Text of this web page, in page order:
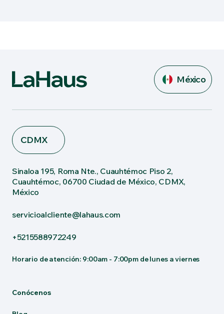
México
CDMX
Sinaloa 195, Roma Nte., Cuauhtémoc Piso 2,
Cuauhtémoc, 06700 Ciudad de México, CDMX,
México
servicioalcliente@lahaus.com
+5215588972249
Horario de atención: 9:00am - 7:00pm de lunes a viernes
Conócenos